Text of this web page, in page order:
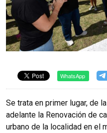
WhatsApp
Se trata en primer lugar, de
adelante la Renovación de
urbano de la localidad en el